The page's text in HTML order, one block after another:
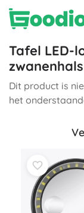
Tafel LED-
Dit product is
het